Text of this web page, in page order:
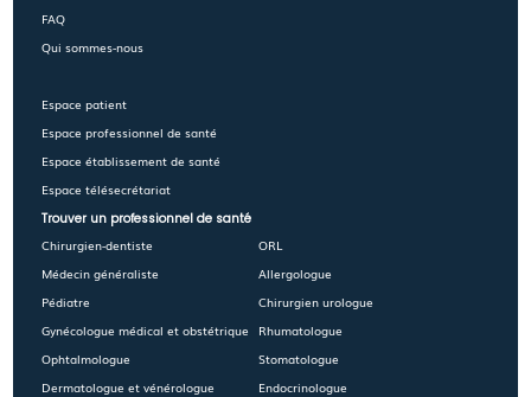
FAQ
Qui sommes-nous
Espace patient
Espace professionnel de santé
Espace établissement de santé
Espace télésecrétariat
Trouver un professionnel de santé
Chirurgien-dentiste
Médecin généraliste
Pédiatre
Gynécologue médical et obstétrique
Ophtalmologue
Dermatologue et vénérologue
ORL
Allergologue
Chirurgien urologue
Rhumatologue
Stomatologue
Endocrinologue